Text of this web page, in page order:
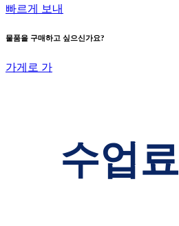
빠르게 보내
물품을 구매하고 싶으신가요?
가게로 가
수업료